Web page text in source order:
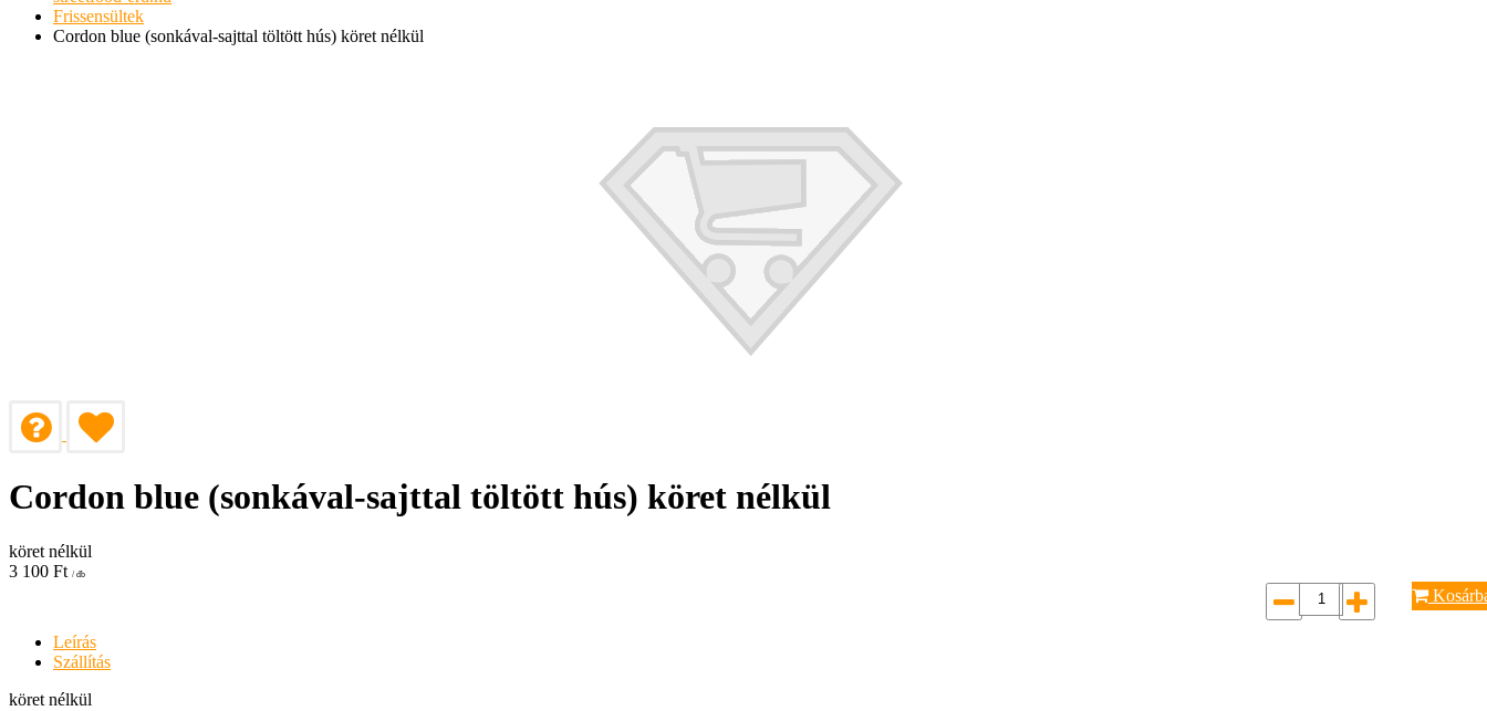
Frissensültek
Cordon blue (sonkával-sajttal töltött hús) köret nélkül
Cordon blue (sonkával-sajttal töltött hús) köret nélkül
köret nélkül
3 100 Ft / db
Leírás
Szállítás
köret nélkül